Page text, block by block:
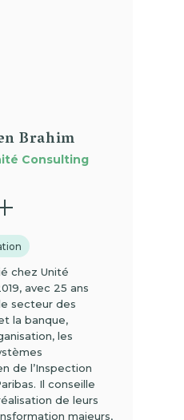
Brahim
Consulting
chez Unité
avec 25 ans
secteur des
la banque,
les
de l’Inspection
Il conseille
de leurs
majeurs,